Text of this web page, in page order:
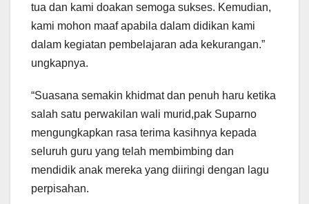
tua dan kami doakan semoga sukses. Kemudian,
kami mohon maaf apabila dalam didikan kami
dalam kegiatan pembelajaran ada kekurangan.”
ungkapnya.
“Suasana semakin khidmat dan penuh haru ketika
salah satu perwakilan wali murid,pak Suparno
mengungkapkan rasa terima kasihnya kepada
seluruh guru yang telah membimbing dan
mendidik anak mereka yang diiringi dengan lagu
perpisahan.